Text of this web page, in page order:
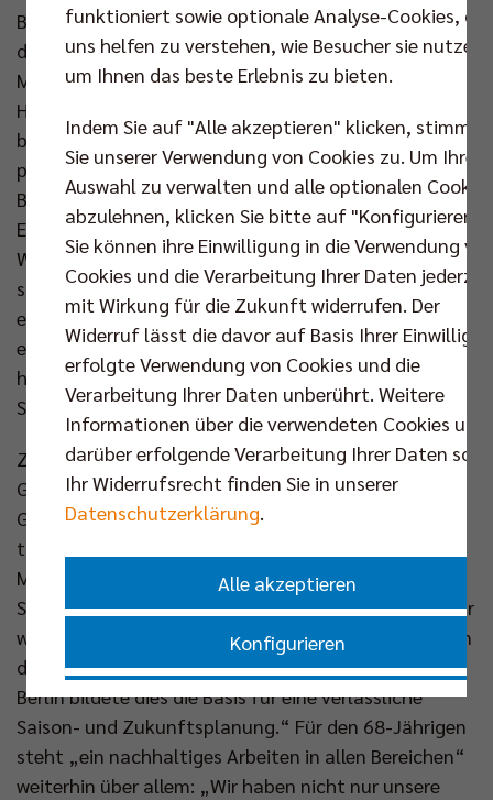
Bis auf den letzten Platz war der Konferenzraum in
der Securitas Deutschland-Zentrale am
Mittwochvormittag gefüllt, als Gastgeber und CEO
Herwarth Brune die Gäste und das Podium herzlich
begrüßte: „Securitas ist größter Anbieter
professioneller Sicherheitslösungen – nicht nur in
Berlin, sondern in ganz Deutschland. Wir stehen für
Ehrlichkeit, Aufmerksamkeit und Hilfsbereitschaft.
Werte, die uns mit den BR Volleys verbinden. Als
stolzer Premiumpartner des amtierenden und
elfmaligen Deutschen Meisters freuen wir uns auf
eine erfolgreiche Saison, packende Duelle und
hoffentlich auf den nächsten Titel für die
Sportmetropole Berlin.“
Zu Beginn der Veranstaltung betonte
Geschäftsführer Kaweh Niroomand die guten
Grundvoraussetzungen für die Saison 2021/22 –
trotz Pandemie: „Wir spürten in den vergangenen
Monaten einen überragenden Rückhalt in unserem
Sponsorenkreis. Auf 93% der Unterstützer können wir
weiterhin zählen. In Verbindung mit den Coronahilfen
des Bundes und dem Rettungsschirm des Landes
Berlin bildete dies die Basis für eine verlässliche
Saison- und Zukunftsplanung.“ Für den 68-Jährigen
steht „ein nachhaltiges Arbeiten in allen Bereichen“
weiterhin über allem: „Wir haben nicht nur unsere
funktioniert sowie optionale Analyse-Cookies, die
uns helfen zu verstehen, wie Besucher sie nutzen,
um Ihnen das beste Erlebnis zu bieten.
Indem Sie auf "Alle akzeptieren" klicken, stimmen
Sie unserer Verwendung von Cookies zu. Um Ihre
Auswahl zu verwalten und alle optionalen Cookies
abzulehnen, klicken Sie bitte auf "Konfigurieren".
Sie können ihre Einwilligung in die Verwendung
Cookies und die Verarbeitung Ihrer Daten
mit Wirkung für die Zukunft widerrufen. Der
Widerruf lässt die davor auf Basis Ihrer
erfolgte Verwendung von Cookies und die
Verarbeitung Ihrer Daten unberührt. Weitere
Informationen über die verwendeten Cookies und
darüber erfolgende Verarbeitung Ihrer Daten
Ihr Widerrufsrecht finden Sie in unserer
Datenschutzerklärung.
Alle akzeptieren
Konfigurieren
Nur essenzielle Cookies akzeptieren
Impressum|Datenschutzerklärung